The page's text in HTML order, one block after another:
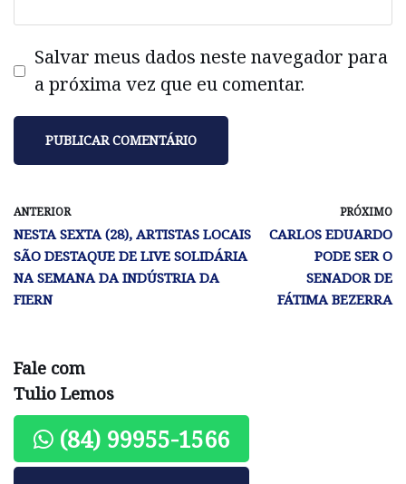
Salvar meus dados neste navegador para
a próxima vez que eu comentar.
ANTERIOR
NESTA SEXTA (28), ARTISTAS LOCAIS
SÃO DESTAQUE DE LIVE SOLIDÁRIA
NA SEMANA DA INDÚSTRIA DA
FIERN
PRÓXIMO
CARLOS EDUARDO
PODE SER O
SENADOR DE
FÁTIMA BEZERRA
Fale com
Tulio Lemos
(84) 99955-1566